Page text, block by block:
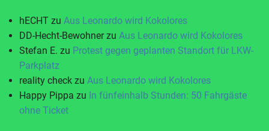
hECHT zu Aus Leonardo wird Kokolores
DD-Hecht-Bewohnerzu Aus Leonardo wird Kokolores
Stefan E. zu Protest gegen geplanten Standort für LKW-
Parkplatz
reality check zu Aus Leonardo wird Kokolores
Happy Pippa zu In fünfeinhalb Stunden: 50 Fahrgäste
ohne Ticket